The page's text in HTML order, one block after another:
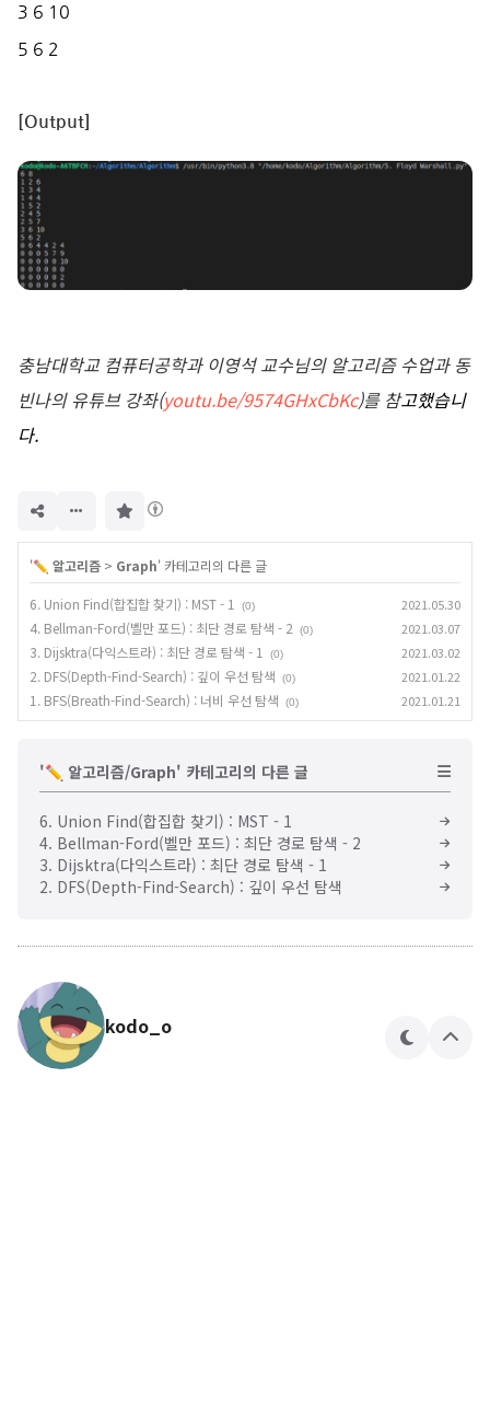
3 6 10
5 6 2
[Output]
충남대학교 컴퓨터공학과 이영석 교수님의 알고리즘 수업과 동
빈나의 유튜브 강좌(youtu.be/9574GHxCbKc)를 참고했습니
다.
'✏️ 알고리즘 > Graph' 카테고리의 다른 글
6. Union Find(합집합 찾기) : MST - 1 (0) 2021.05.30
4. Bellman-Ford(벨만 포드) : 최단 경로 탐색 - 2 (0) 2021.03.07
3. Dijsktra(다익스트라) : 최단 경로 탐색 - 1 (0) 2021.03.02
2. DFS(Depth-Find-Search) : 깊이 우선 탐색 (0) 2021.01.22
1. BFS(Breath-Find-Search) : 너비 우선 탐색 (0) 2021.01.21
'✏️ 알고리즘/Graph' 카테고리의 다른 글
6. Union Find(합집합 찾기) : MST - 1
4. Bellman-Ford(벨만 포드) : 최단 경로 탐색 - 2
3. Dijsktra(다익스트라) : 최단 경로 탐색 - 1
2. DFS(Depth-Find-Search) : 깊이 우선 탐색
kodo_o
테
상